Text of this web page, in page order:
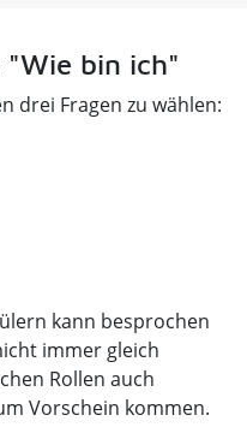
bin ich"
drei Fragen zu wählen:
kann besprochen
immer gleich
Rollen auch
Vorschein kommen.